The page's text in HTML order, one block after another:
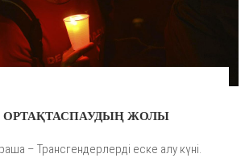
ЖОЛЫ
– Трансгендерлерді еске алу күні.